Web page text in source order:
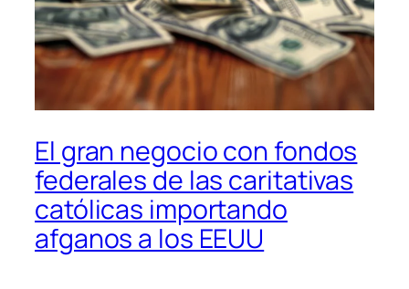
El gran negocio con fondos
federales de las caritativas
católicas importando
afganos a los EEUU